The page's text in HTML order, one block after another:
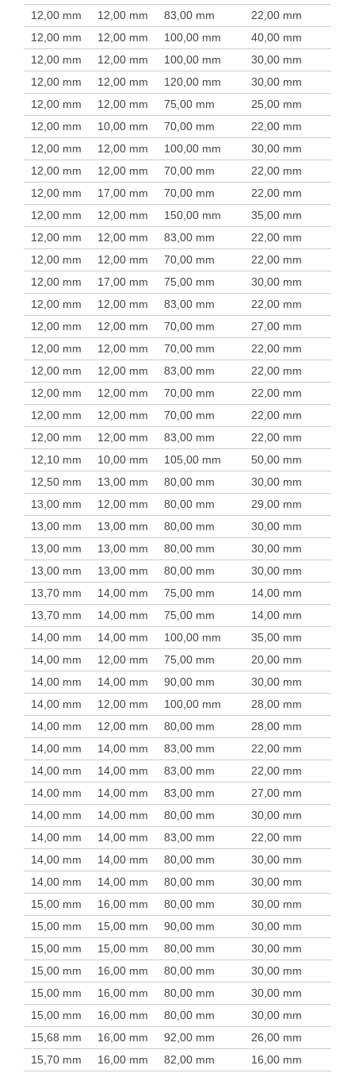
12,00 mm
12,00 mm 83,00 mm 22,00 mm
12,00 mm
12,00 mm 100,00 mm 40,00 mm
12,00 mm
12,00 mm 100,00 mm 30,00 mm
12,00 mm
12,00 mm 120,00 mm 30,00 mm
12,00 mm
12,00 mm 75,00 mm 25,00 mm
12,00 mm
10,00 mm 70,00 mm 22,00 mm
12,00 mm
12,00 mm 100,00 mm 30,00 mm
12,00 mm
12,00 mm 70,00 mm 22,00 mm
12,00 mm
17,00 mm 70,00 mm 22,00 mm
12,00 mm
12,00 mm 150,00 mm 35,00 mm
12,00 mm
12,00 mm 83,00 mm 22,00 mm
12,00 mm
12,00 mm 70,00 mm 22,00 mm
12,00 mm
17,00 mm 75,00 mm 30,00 mm
12,00 mm
12,00 mm 83,00 mm 22,00 mm
12,00 mm
12,00 mm 70,00 mm 27,00 mm
12,00 mm
12,00 mm 70,00 mm 22,00 mm
12,00 mm
12,00 mm 83,00 mm 22,00 mm
12,00 mm
12,00 mm 70,00 mm 22,00 mm
12,00 mm
12,00 mm 70,00 mm 22,00 mm
12,00 mm
12,00 mm 83,00 mm 22,00 mm
12,10 mm
10,00 mm 105,00 mm 50,00 mm
12,50 mm
13,00 mm 80,00 mm 30,00 mm
13,00 mm
12,00 mm 80,00 mm 29,00 mm
13,00 mm
13,00 mm 80,00 mm 30,00 mm
13,00 mm
13,00 mm 80,00 mm 30,00 mm
13,00 mm
13,00 mm 80,00 mm 30,00 mm
13,70 mm
14,00 mm 75,00 mm 14,00 mm
13,70 mm
14,00 mm 75,00 mm 14,00 mm
14,00 mm
14,00 mm 100,00 mm 35,00 mm
14,00 mm
12,00 mm 75,00 mm 20,00 mm
14,00 mm
14,00 mm 90,00 mm 30,00 mm
14,00 mm
12,00 mm 100,00 mm 28,00 mm
14,00 mm
12,00 mm 80,00 mm 28,00 mm
14,00 mm
14,00 mm 83,00 mm 22,00 mm
14,00 mm
14,00 mm 83,00 mm 22,00 mm
14,00 mm
14,00 mm 83,00 mm 27,00 mm
14,00 mm
14,00 mm 80,00 mm 30,00 mm
14,00 mm
14,00 mm 83,00 mm 22,00 mm
14,00 mm
14,00 mm 80,00 mm 30,00 mm
14,00 mm
14,00 mm 80,00 mm 30,00 mm
15,00 mm
16,00 mm 80,00 mm 30,00 mm
15,00 mm
15,00 mm 90,00 mm 30,00 mm
15,00 mm
15,00 mm 80,00 mm 30,00 mm
15,00 mm
16,00 mm 80,00 mm 30,00 mm
15,00 mm
16,00 mm 80,00 mm 30,00 mm
15,00 mm
16,00 mm 80,00 mm 30,00 mm
15,68 mm
16,00 mm 92,00 mm 26,00 mm
15,70 mm
16,00 mm 82,00 mm 16,00 mm